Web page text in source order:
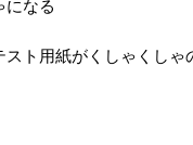
になる
スト用紙がくしゃくしゃ